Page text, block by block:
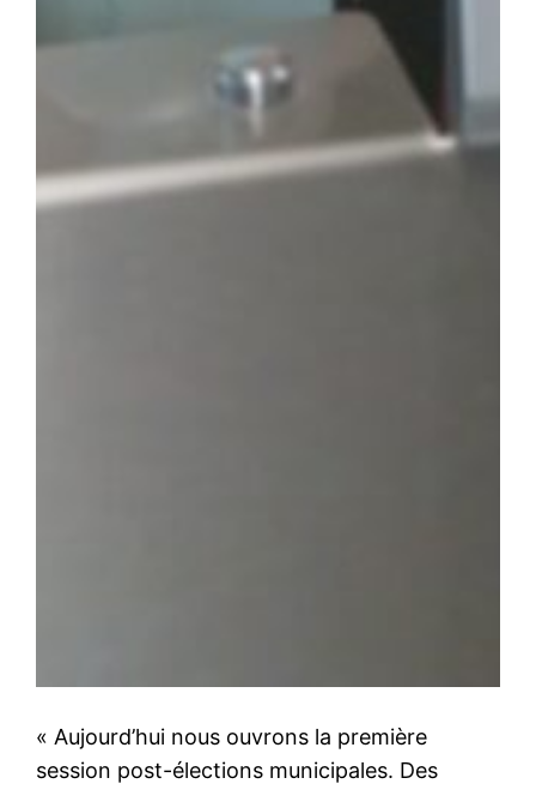
« Aujourd’hui nous ouvrons la première
session post-élections municipales. Des